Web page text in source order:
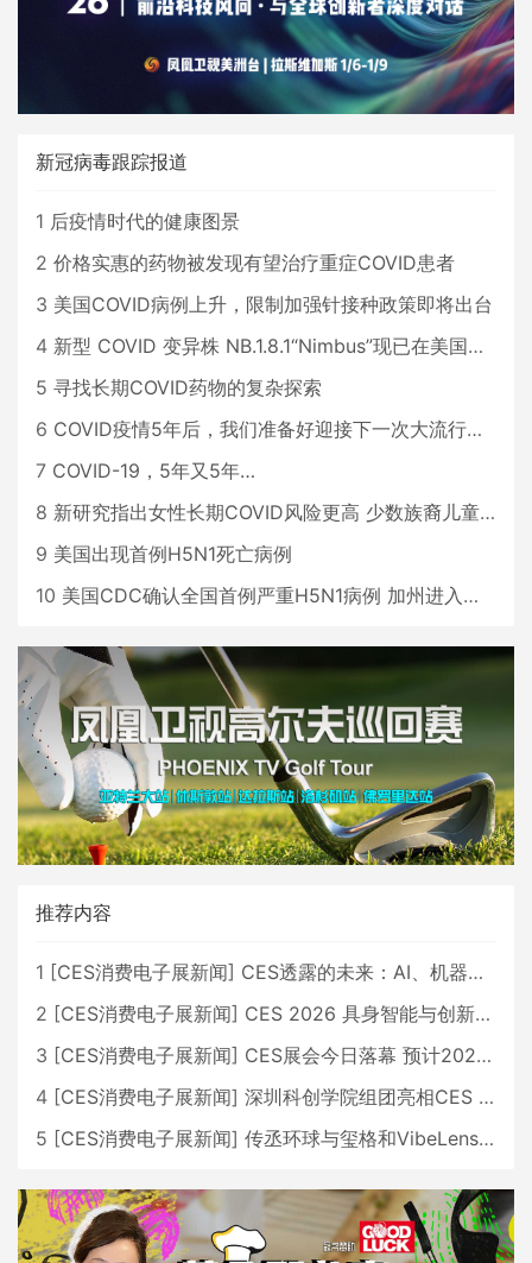
新冠病毒跟踪报道
1 后疫情时代的健康图景
2 价格实惠的药物被发现有望治疗重症COVID患者
3 美国COVID病例上升，限制加强针接种政策即将出台
4 新型 COVID 变异株 NB.1.8.1“Nimbus”现已在美国占据主导地位
5 寻找长期COVID药物的复杂探索
6 COVID疫情5年后，我们准备好迎接下一次大流行了吗？
7 COVID-19，5年又5年…
8 新研究指出女性长期COVID风险更高 少数族裔儿童存在差异
9 美国出现首例H5N1死亡病例
10 美国CDC确认全国首例严重H5N1病例 加州进入紧急状态
推荐内容
1 [CES消费电子展新闻] CES透露的未来：AI、机器人与智能生活大爆发
2 [CES消费电子展新闻] CES 2026 具身智能与创新领域 中国公司大放异彩
3 [CES消费电子展新闻] CES展会今日落幕 预计2026行业收入将超五千亿美元
4 [CES消费电子展新闻] 深圳科创学院组团亮相CES 广受好评
5 [CES消费电子展新闻] 传丞环球与玺格和VibeLens共同推出全新耳机